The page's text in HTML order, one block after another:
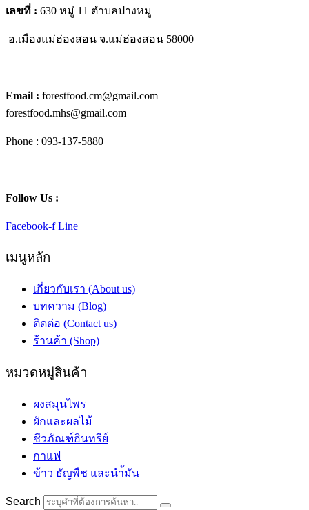
เลขที่ : 630 หมู่ 11 ตำบลปางหมู
อ.เมืองแม่ฮ่องสอน จ.แม่ฮ่องสอน 58000
Email : forestfood.cm@gmail.com
forestfood.mhs@gmail.com
Phone : 093-137-5880
Follow Us :
Facebook-f Line
เมนูหลัก
เกี่ยวกับเรา (About us)
บทความ (Blog)
ติดต่อ (Contact us)
ร้านค้า (Shop)
หมวดหมู่สินค้า
ผงสมุนไพร
ผักและผลไม้
ชีวภัณฑ์อินทรีย์
กาแฟ
ข้าว ธัญพืช และนำ้มัน
Search